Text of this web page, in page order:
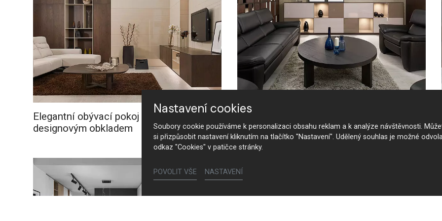
Elegantní obývací pokoj s
designovým obkladem
Luxusní obývací pokoj s tmavou
dýhou
Nastavení cookies
Soubory cookie používáme k personalizaci obsahu reklam a k analýze návštěvnosti.
si přizpůsobit nastavení kliknutím na tlačítko "Nastavení". Udělený souhlas je možné
odkaz "Cookies" v patičce stránky.
POVOLIT VŠE NASTAVENÍ